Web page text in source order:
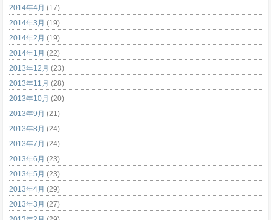
2014年4月 (17)
2014年3月 (19)
2014年2月 (19)
2014年1月 (22)
2013年12月 (23)
2013年11月 (28)
2013年10月 (20)
2013年9月 (21)
2013年8月 (24)
2013年7月 (24)
2013年6月 (23)
2013年5月 (23)
2013年4月 (29)
2013年3月 (27)